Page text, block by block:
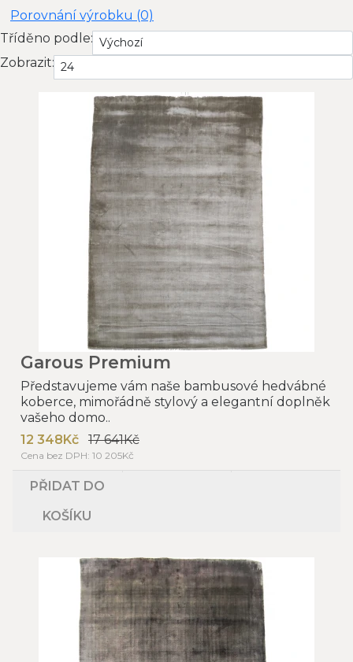
Porovnání výrobku (0)
Tříděno podle:
Zobrazit:
Garous Premium
Představujeme vám naše bambusové hedvábné
koberce, mimořádně stylový a elegantní doplněk
vašeho domo..
12 348Kč
17 641Kč
Cena bez DPH: 10 205Kč
PŘIDAT DO
KOŠÍKU